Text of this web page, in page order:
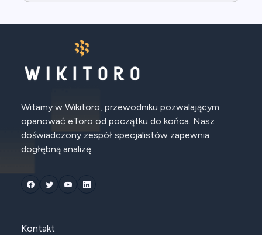
Witamy w Wikitoro, przewodniku pozwalającym
opanować eToro od początku do końca. Nasz
doświadczony zespół specjalistów zapewnia
dogłębną analizę.
Kontakt